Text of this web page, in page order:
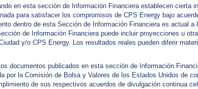
en esta sección de Información Financiera establecen cierta
para satisfacer los compromisos de CPS Energy bajo
dentro de esta Sección de Información Financiera es actual
de Información Financiera puede incluir proyecciones u
y/o CPS Energy. Los resultados reales pueden diferir
documentos publicados en esta sección de Información
por la Comisión de Bolsa y Valores de los Estados Unidos de
de sus respectivos acuerdos de divulgación continua